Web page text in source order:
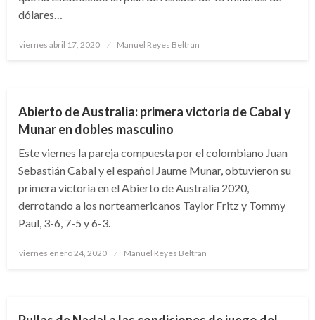
dólares…
Publicado
viernes abril 17, 2020 Manuel Reyes Beltran
Abierto de Australia: primera victoria de Cabal y
Munar en dobles masculino
Este viernes la pareja compuesta por el colombiano Juan
Sebastián Cabal y el español Jaume Munar, obtuvieron su
primera victoria en el Abierto de Australia 2020,
derrotando a los norteamericanos Taylor Fritz y Tommy
Paul, 3-6, 7-5 y 6-3.
Publicado
viernes enero 24, 2020 Manuel Reyes Beltran